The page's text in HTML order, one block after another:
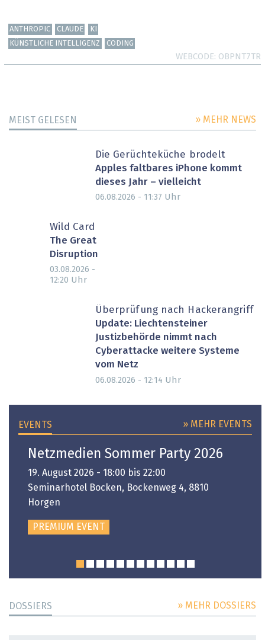
ANTHROPIC CLAUDE
KI
KÜNSTLICHE INTELLIGENZ
CODING
WEBCODE OBPNT7TR
MEIST GELESEN » MEHR NEWS
Die Gerüchteküche brodelt
Apples faltbares iPhone kommt
dieses Jahr – vielleicht
06.08.2026 - 11:37 Uhr
Wild Card
The Great
Disruption
03.08.2026 -
12:20 Uhr
Überprüfung nach Hackerangriff
Update: Liechtensteiner
Justizbehörde nimmt nach
Cyberattacke weitere Systeme
vom Netz
06.08.2026 - 12:14 Uhr
EVENTS » MEHR EVENTS
Netzmedien Sommer Party 2026
19. August 2026 - 18:00 bis 22:00
Seminarhotel Bocken, Bockenweg 4, 8810
Horgen
PREMIUM EVENT
DOSSIERS » MEHR DOSSIERS